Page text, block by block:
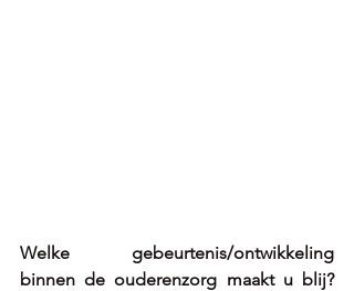
Welke gebeurtenis/ontwikkeling
binnen de ouderenzorg maakt u blij?